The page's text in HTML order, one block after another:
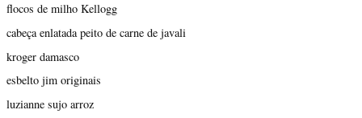
flocos de milho Kellogg
cabeça enlatada peito de carne de javali
kroger damasco
esbelto jim originais
luzianne sujo arroz